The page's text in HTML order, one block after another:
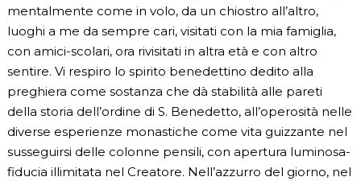
mentalmente come in volo, da un chiostro all’altro,
luoghi a me da sempre cari, visitati con la mia famiglia,
con amici-scolari, ora rivisitati in altra età e con altro
sentire. Vi respiro lo spirito benedettino dedito alla
preghiera come sostanza che dà stabilità alle pareti
della storia dell’ordine di S. Benedetto, all’operosità nelle
diverse esperienze monastiche come vita guizzante nel
susseguirsi delle colonne pensili, con apertura luminosa-
fiducia illimitata nel Creatore. Nell’azzurro del giorno, nel